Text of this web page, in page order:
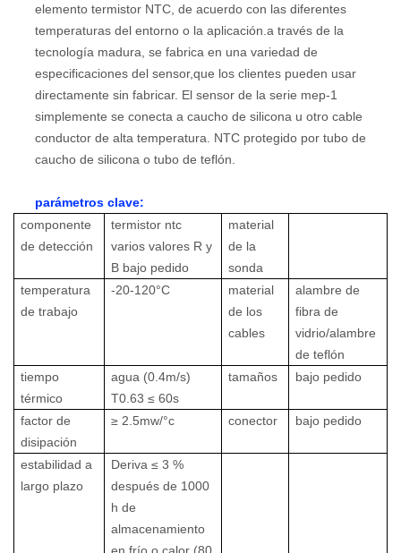
elemento termistor NTC, de acuerdo con las diferentes
temperaturas del entorno o la aplicación.a través de la
tecnología madura, se fabrica en una variedad de
especificaciones del sensor,que los clientes pueden usar
directamente sin fabricar. El sensor de la serie mep-1
simplemente se conecta a caucho de silicona u otro cable
conductor de alta temperatura. NTC protegido por tubo de
caucho de silicona o tubo de teflón.
parámetros clave:
componente
de detección
termistor ntc
varios valores R y
B bajo pedido
material
de la
sonda
temperatura
de trabajo
-20-120°C
material
de los
cables
alambre de
fibra de
vidrio/alambre
de teflón
tiempo
térmico
agua (0.4m/s)
T0.63 ≤ 60s
tamaños bajo pedido
factor de
disipación
≥ 2.5mw/°c conector bajo pedido
estabilidad a
largo plazo
Deriva ≤ 3 %
después de 1000
h de
almacenamiento